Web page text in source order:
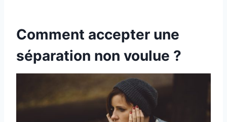
Comment accepter une
séparation non voulue ?